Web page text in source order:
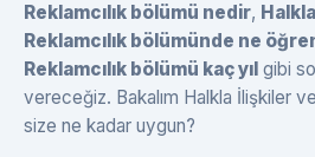
Reklamcılık bölümü nedir,
Reklamcılık bölümünde ne
Reklamcılık bölümü kaç yıl gibi
vereceğiz. Bakalım Halkla İlişkiler
size ne kadar uygun?